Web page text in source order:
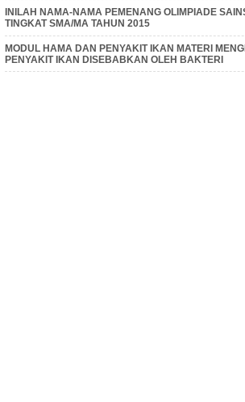
INILAH NAMA-NAMA PEMENANG OLIMPIADE
TINGKAT SMA/MA TAHUN 2015
MODUL HAMA DAN PENYAKIT IKAN MATERI
PENYAKIT IKAN DISEBABKAN OLEH BAKTERI